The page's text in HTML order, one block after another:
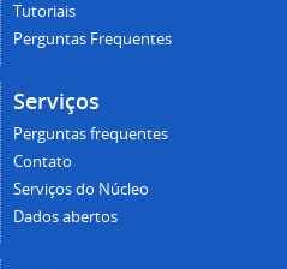
Tutoriais
Perguntas Frequentes
Serviços
Perguntas frequentes
Contato
Serviços do Núcleo
Dados abertos